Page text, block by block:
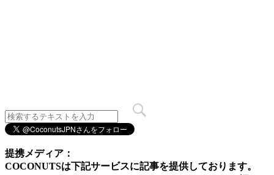
提携メディア：
COCONUTSは下記サービスに記事を提供しております。